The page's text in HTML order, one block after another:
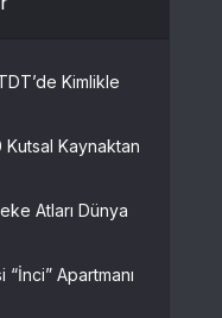
Kimlikle
Kutsal Kaynaktan
Atları Dünya
Apartmanı